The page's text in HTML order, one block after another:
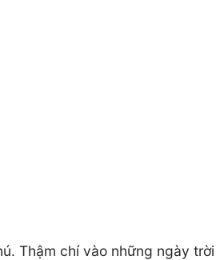
Thậm chí vào những ngày